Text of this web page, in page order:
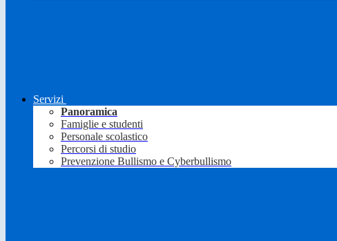
Servizi
Panoramica
Famiglie e studenti
Personale scolastico
Percorsi di studio
Prevenzione Bullismo e Cyberbullismo